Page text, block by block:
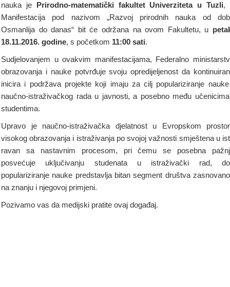
nauka je Prirodno-matematički fakultet Univerziteta u Tuzli,
Manifestacija pod nazivom „Razvoj prirodnih nauka od
Osmanlija do danas“ bit će održana na ovom Fakultetu, u
18.11.2016. godine, s početkom 11:00 sati.
Sudjelovanjem u ovakvim manifestacijama, Federalno
obrazovanja i nauke potvrđuje svoju opredijeljenost da
inicira i podržava projekte koji imaju za cilj populariziranje
naučno-istraživačkog rada u javnosti, a posebno među
studentima.
Upravo je naučno-istraživačka djelatnost u Evropskom
visokog obrazovanja i istraživanja po svojoj važnosti smještena u
ravan sa nastavnim procesom, pri čemu se posebna
posvećuje uključivanju studenata u istraživački rad,
populariziranje nauke predstavlja bitan segment društva
na znanju i njegovoj primjeni.
Pozivamo vas da medijski pratite ovaj događaj.